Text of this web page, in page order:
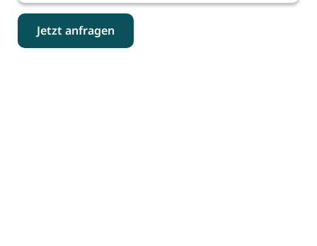
Jetzt anfragen